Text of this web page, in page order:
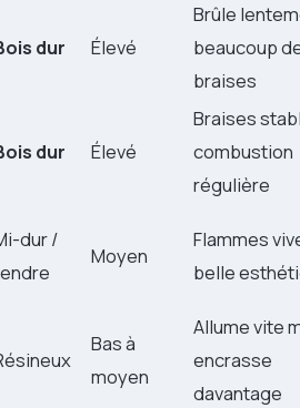
dur Élevé
Brûle
beaucoup
braises
dur Élevé
Braises
combustion
régulière
dur /
Moyen
Flammes
belle
Bas à
moyen
Allume vite
encrasse
davantage